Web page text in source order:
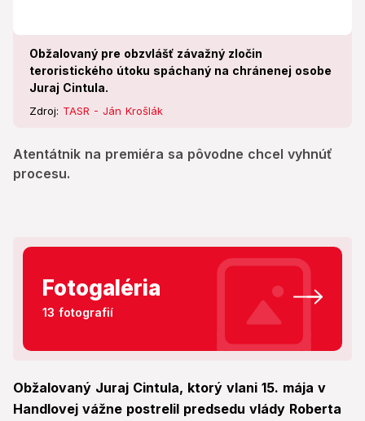
Obžalovaný pre obzvlášť závažný zločin
teroristického útoku spáchaný na chránenej osobe
Juraj Cintula.
Zdroj: TASR - Ján Krošlák
Atentátnik na premiéra sa pôvodne chcel vyhnúť
procesu.
Fotogaléria
13 fotografií
Obžalovaný Juraj Cintula, ktorý vlani 15. mája v
Handlovej vážne postrelil predsedu vlády Roberta